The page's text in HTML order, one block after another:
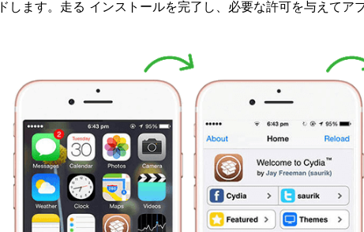
ドします。走る インストールを完了し、必要な許可を与えてア